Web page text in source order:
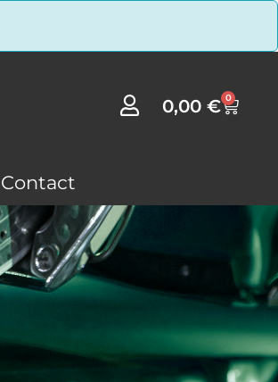
0,00€ 0
Contact